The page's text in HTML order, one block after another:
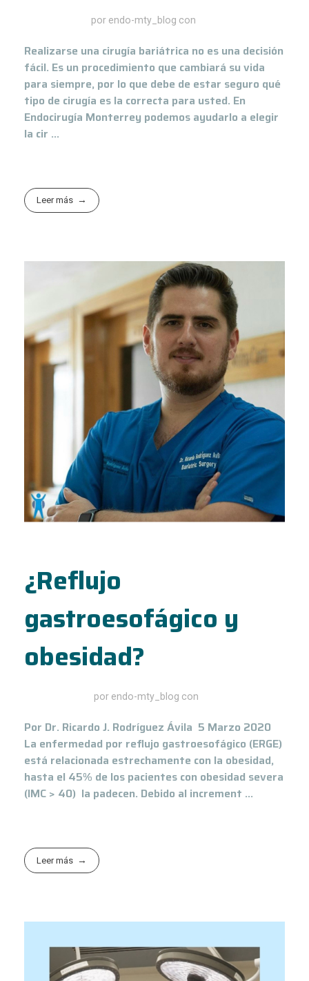
por endo-mty_blog con
Realizarse una cirugía bariátrica no es una decisión
fácil. Es un procedimiento que cambiará su vida
para siempre, por lo que debe de estar seguro qué
tipo de cirugía es la correcta para usted. En
Endocirugía Monterrey podemos ayudarlo a elegir
la cir ...
Leer más
¿Reflujo
gastroesofágico y
obesidad?
por endo-mty_blog con
Por Dr. Ricardo J. Rodríguez Ávila 5 Marzo 2020
La enfermedad por reflujo gastroesofágico (ERGE)
está relacionada estrechamente con la obesidad,
hasta el 45% de los pacientes con obesidad severa
(IMC > 40) la padecen. Debido al increment ...
Leer más